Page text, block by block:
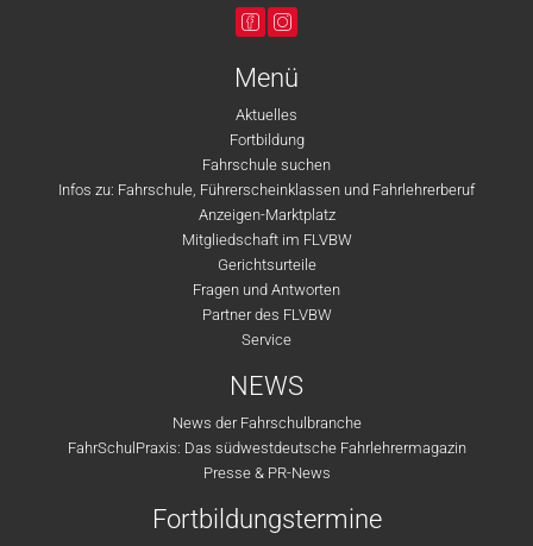
Menü
Aktuelles
Fortbildung
Fahrschule suchen
Infos zu: Fahrschule, Führerscheinklassen und Fahrlehrerberuf
Anzeigen-Marktplatz
Mitgliedschaft im FLVBW
Gerichtsurteile
Fragen und Antworten
Partner des FLVBW
Service
NEWS
News der Fahrschulbranche
FahrSchulPraxis: Das südwestdeutsche Fahrlehrermagazin
Presse & PR-News
Fortbildungstermine